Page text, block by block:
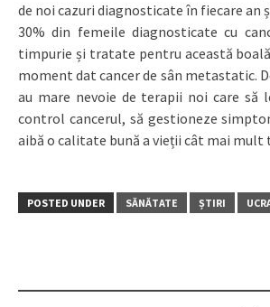
de noi cazuri diagnosticate în fiecare an
30% din femeile diagnosticate cu
timpurie și tratate pentru această
moment dat cancer de sân metastatic.
au mare nevoie de terapii noi care să
control cancerul, să gestioneze
aibă o calitate bună a vieții cât mai mult
POSTED UNDER SĂNĂTATE ȘTIRI